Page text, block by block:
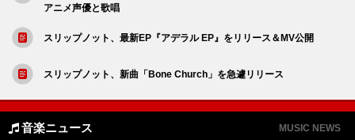
アニメ声優と歌唱
スリップノット、最新EP『アデラル EP』をリリース＆MV公開
スリップノット、新曲「Bone Church」を急遽リリース
音楽ニュース MUSIC NEWS